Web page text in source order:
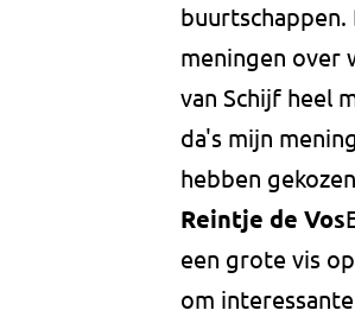
meningen over
van Schijf heel
da's mijn
hebben
Reintje de Vos
een grote vis
om